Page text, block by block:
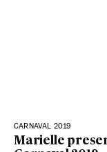
CARNAVAL 2019
Marielle